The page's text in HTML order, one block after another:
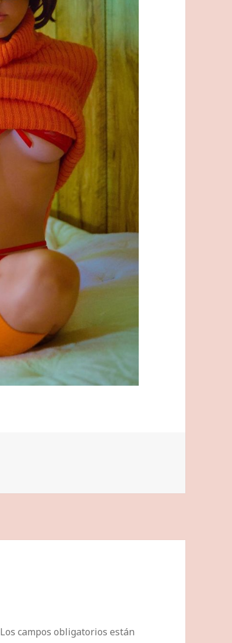
Los campos obligatorios están